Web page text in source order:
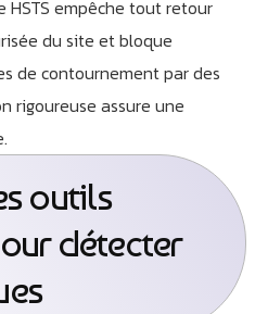
HSTS empêche tout retour
du site et bloque
de contournement par des
rigoureuse assure une
outils
détecter